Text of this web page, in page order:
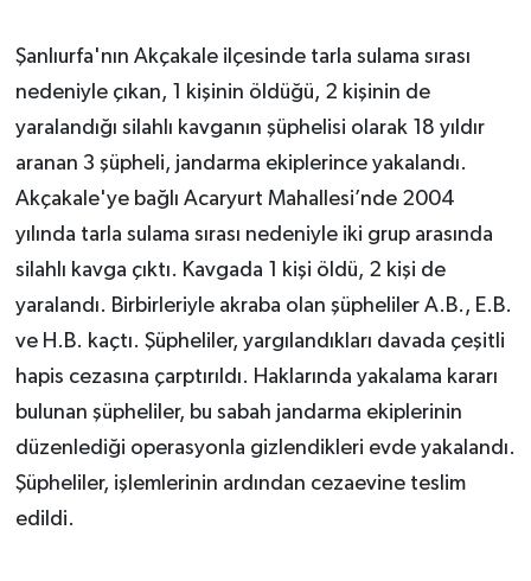
Şanlıurfa'nın Akçakale ilçesinde tarla sulama sırası
nedeniyle çıkan, 1 kişinin öldüğü, 2 kişinin de
yaralandığı silahlı kavganın şüphelisi olarak 18 yıldır
aranan 3 şüpheli, jandarma ekiplerince yakalandı.
Akçakale'ye bağlı Acaryurt Mahallesi’nde 2004
yılında tarla sulama sırası nedeniyle iki grup arasında
silahlı kavga çıktı. Kavgada 1 kişi öldü, 2 kişi de
yaralandı. Birbirleriyle akraba olan şüpheliler A.B., E.B.
ve H.B. kaçtı. Şüpheliler, yargılandıkları davada çeşitli
hapis cezasına çarptırıldı. Haklarında yakalama kararı
bulunan şüpheliler, bu sabah jandarma ekiplerinin
düzenlediği operasyonla gizlendikleri evde yakalandı.
Şüpheliler, işlemlerinin ardından cezaevine teslim
edildi.